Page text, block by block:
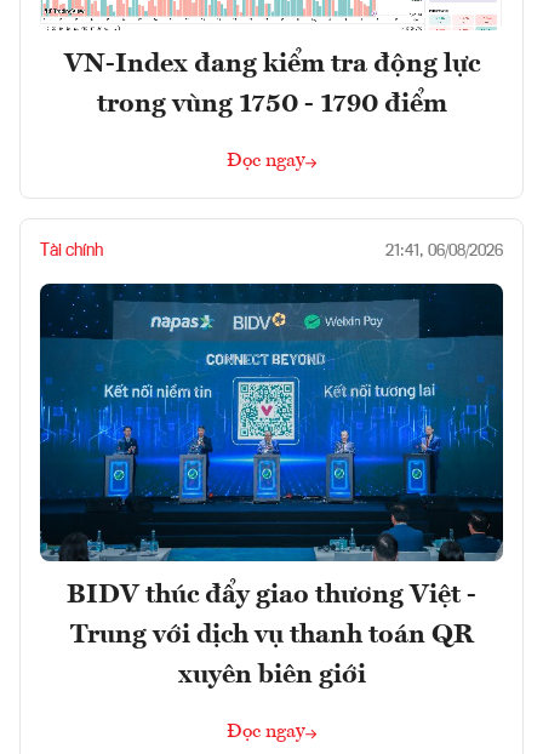
VN-Index đang kiểm tra động lực
trong vùng 1750 - 1790 điểm
Đọc ngay
Tài chính 21:41, 06/08/2026
BIDV thúc đẩy giao thương Việt -
Trung với dịch vụ thanh toán QR
xuyên biên giới
Đọc ngay